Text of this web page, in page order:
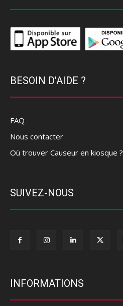
BESOIN D'AIDE ?
FAQ
Nous contacter
Où trouver Causeur en kiosque ?
SUIVEZ-NOUS
INFORMATIONS